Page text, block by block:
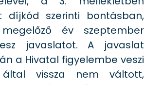
díjkód szerinti bontásban,
év szeptember
javaslatot. A javaslat
a Hivatal figyelembe veszi
vissza nem váltott,